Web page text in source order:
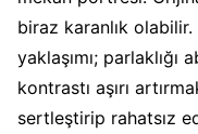
biraz karanlık olabilir.
yaklaşımı; parlaklığı
kontrastı aşırı
sertleştirip rahatsız